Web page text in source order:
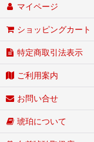
マイページ
ショッピングカート
特定商取引法表示
ご利用案内
お問い合せ
琥珀について